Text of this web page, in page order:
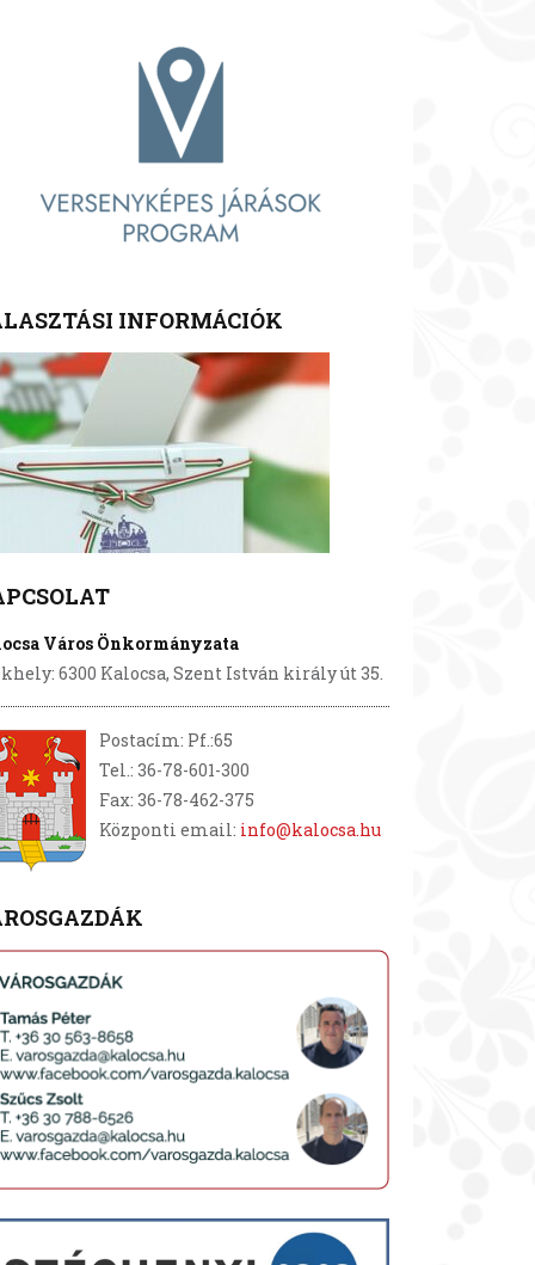
INFORMÁCIÓK
Város Önkormányzata
6300 Kalocsa, Szent István király út 35.
Postacím: Pf.:65
Tel.: 36-78-601-300
Fax: 36-78-462-375
Központi email: info@kalocsa.hu